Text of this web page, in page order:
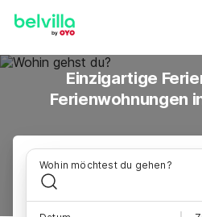
Einzigartige
Ferienwohnungen
Wohin möchtest du gehen?